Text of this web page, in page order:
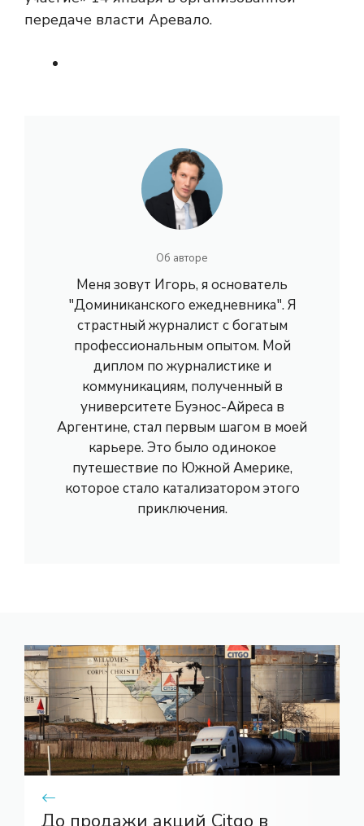
передаче власти Аревало.
Об авторе
Меня зовут Игорь, я основатель
"Доминиканского ежедневника". Я
страстный журналист с богатым
профессиональным опытом. Мой
диплом по журналистике и
коммуникациям, полученный в
университете Буэнос-Айреса в
Аргентине, стал первым шагом в моей
карьере. Это было одинокое
путешествие по Южной Америке,
которое стало катализатором этого
приключения.
До продажи акций Citgo в